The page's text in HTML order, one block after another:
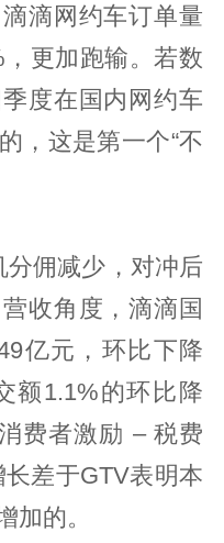
滴网约车订单量
更加跑输。若数
度在国内网约车
，这是第一个“不
佣减少，对冲后
收角度，滴滴国
亿元，环比下降
额1.1%的环比降
费者激励 – 税费
差于GTV表明本
加的。